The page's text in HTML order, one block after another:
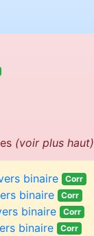
(voir plus haut)
binaire Corr
binaire Corr
binaire Corr
binaire Corr